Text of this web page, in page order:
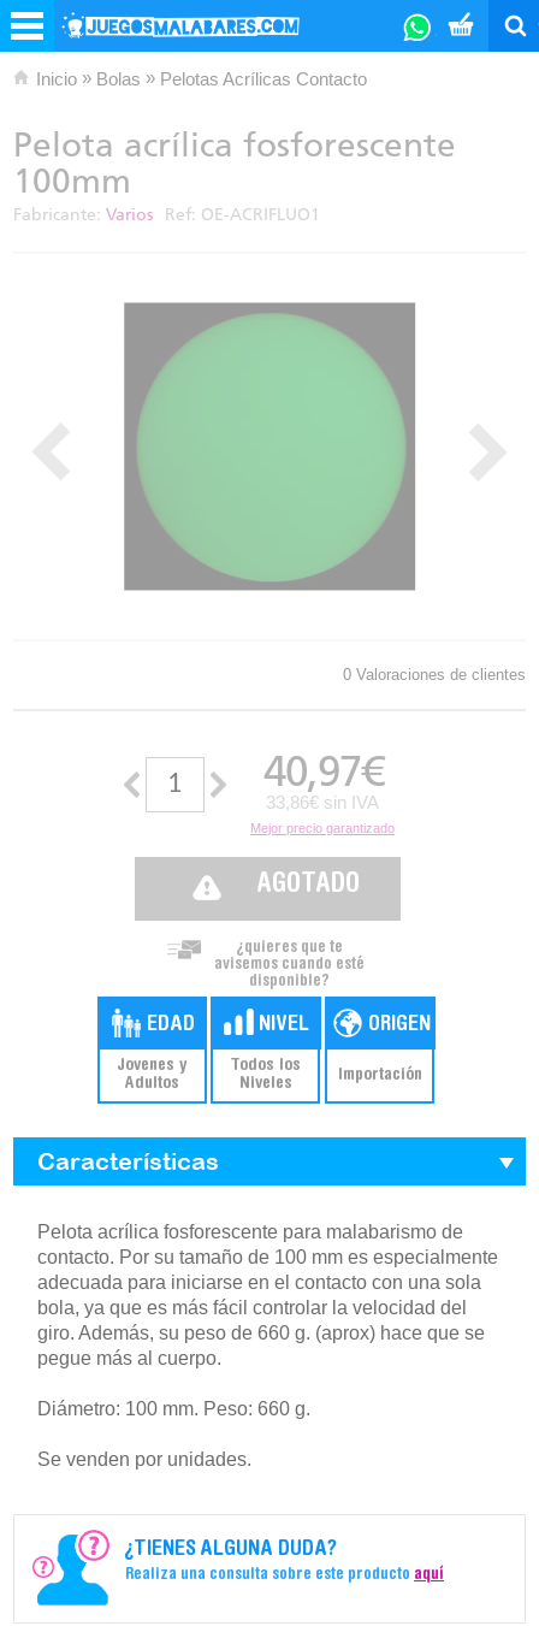
Inicio » Bolas » Pelotas Acrílicas Contacto
Pelota acrílica fosforescente
100mm
Fabricante: Varios Ref: OE-ACRIFLUO1
0 Valoraciones de clientes
40,97€
33,86€ sin IVA
Mejor precio garantizado
AGOTADO
¿quieres que te
avisemos cuando esté
disponible?
Jovenes y
Adultos
Todos los
Niveles
Importación
Características
Pelota acrílica fosforescente para malabarismo de
contacto. Por su tamaño de 100 mm es especialmente
adecuada para iniciarse en el contacto con una sola
bola, ya que es más fácil controlar la velocidad del
giro. Además, su peso de 660 g. (aprox) hace que se
pegue más al cuerpo.
Diámetro: 100 mm. Peso: 660 g.
Se venden por unidades.
¿TIENES ALGUNA DUDA?
Realiza una consulta sobre este producto aquí